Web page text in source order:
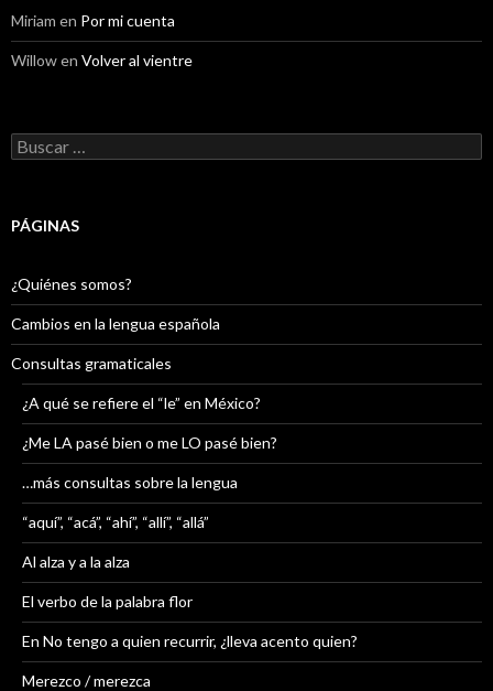
Miriam en Por mi cuenta
Willowen Volver al vientre
Buscar:
PÁGINAS
¿Quiénes somos?
Cambios en la lengua española
Consultas gramaticales
¿A qué se refiere el “le” en México?
¿Me LA pasé bien o me LO pasé bien?
…más consultas sobre la lengua
“aquí”, “acá”, “ahí”, “allí”, “allá”
Al alza y a la alza
El verbo de la palabra flor
En No tengo a quien recurrir, ¿lleva acento quien?
Merezco / merezca